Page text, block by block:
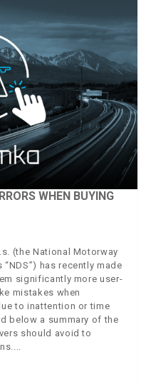
WHEN BUYING
(the National Motorway
has recently made
significantly more user-
mistakes when
to inattention or time
below a summary of the
should avoid to